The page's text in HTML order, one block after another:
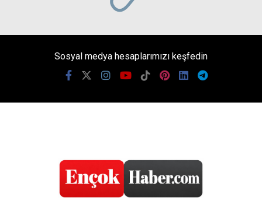
Sosyal medya hesaplarımızı keşfedin